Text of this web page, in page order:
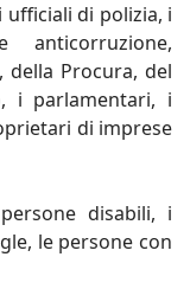
di polizia, i
anticorruzione,
Procura, del
i parlamentari, i
di imprese
disabili, i
le persone con